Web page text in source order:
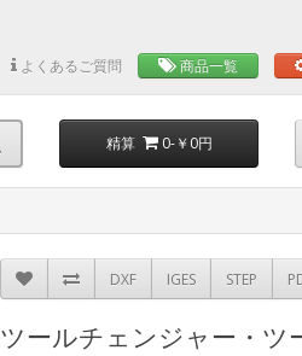
よくあるご質問 商品一覧
精算 0-￥0円
DXF IGES STEP
ツールチェンジャー・ツ